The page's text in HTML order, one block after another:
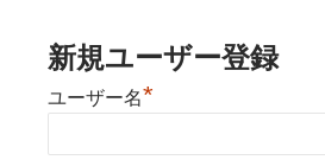
新規ユーザー登録
ユーザー名*